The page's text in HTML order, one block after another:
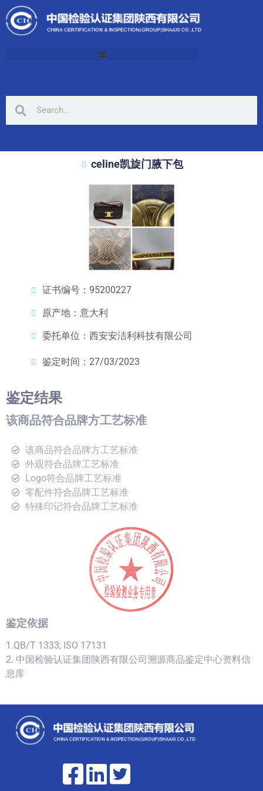
celine凯旋门腋下包
证书编号：95200227
原产地：意大利
委托单位：西安安洁利科技有限公司
鉴定时间：27/03/2023
鉴定结果
该商品符合品牌方工艺标准
该商品符合品牌方工艺标准
外观符合品牌工艺标准
Logo符合品牌工艺标准
零配件符合品牌工艺标准
特殊印记符合品牌工艺标准
鉴定依据
1.QB/T 1333; ISO 17131
2. 中国检验认证集团陕西有限公司溯源商品鉴定中心资料信
息库